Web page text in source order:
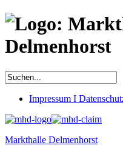
Impressum I
Markthalle Delmenhorst